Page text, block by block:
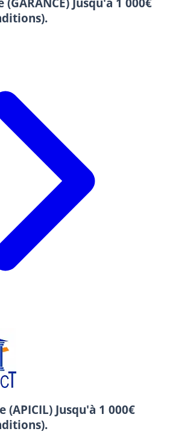
(APICIL) Jusqu'à 1 000€